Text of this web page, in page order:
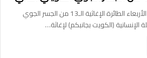
كونا – أقلعت صباح اليوم الأربعاء الطائرة الإغاثية الـ13 من الجسر الجوي
الإنسانية (الكويت بجانبكم) لإغاثة…